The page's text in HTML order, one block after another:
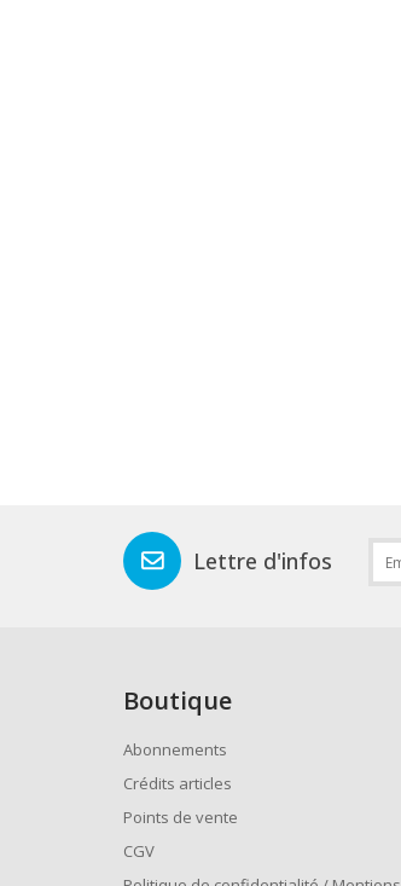
Lettre d'infos
Boutique
Abonnements
Crédits articles
Points de vente
CGV